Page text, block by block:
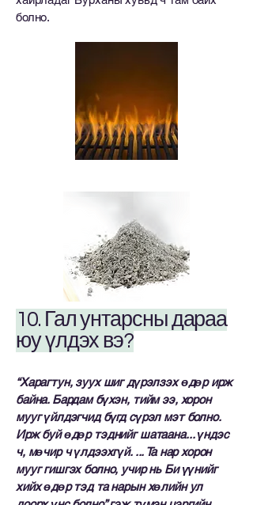
болно.
10. Гал унтарсны дараа
юу үлдэх вэ?
“Харагтун, зуух шиг дүрэлзэх өдөр ирж
байна. Бардам бүхэн, тийм ээ, хорон
мууг үйлдэгчид бүгд сүрэл мэт болно.
Ирж буй өдөр тэднийг шатаана... үндэс
ч, мөчир ч үлдээхгүй. ... Та нар хорон
мууг гишгэх болно, учир нь Би үүнийг
хийх өдөр тэд та нарын хөлийн ул